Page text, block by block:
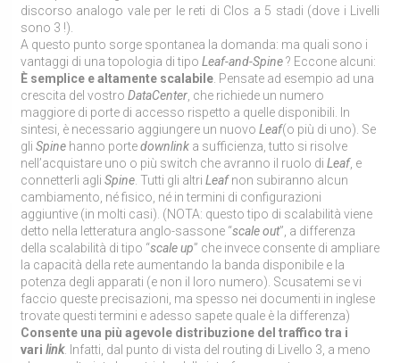
discorso analogo vale per le reti di Clos a 5 stadi (dove i Livelli
sono 3 !).
A questo punto sorge spontanea la domanda: ma quali sono i
vantaggi di una topologia di tipo Leaf-and-Spine? Eccone alcuni:
È semplice e altamente scalabile. Pensate ad esempio ad una
crescita del vostro DataCenter, che richiede un numero
maggiore di porte di accesso rispetto a quelle disponibili. In
sintesi, è necessario aggiungere un nuovo Leaf(o più di uno). Se
gli Spinehanno portedownlinka sufficienza, tutto si risolve
nell’acquistare uno o più switch che avranno il ruolo di Leaf, e
connetterli agli Spine. Tutti gli altri Leafnon subiranno alcun
cambiamento, né fisico, né in termini di configurazioni
aggiuntive (in molti casi). (NOTA: questo tipo di scalabilità viene
detto nella letteratura anglo-sassone “scale out”, a differenza
della scalabilità di tipo “scale up” che invece consente di ampliare
la capacità della rete aumentando la banda disponibile e la
potenza degli apparati (e non il loro numero). Scusatemi se vi
faccio queste precisazioni, ma spesso nei documenti in inglese
trovate questi termini e adesso sapete quale è la differenza)
Consente una più agevole distribuzione del traffico tra i
vari link. Infatti, dal punto di vista del routing di Livello 3, a meno